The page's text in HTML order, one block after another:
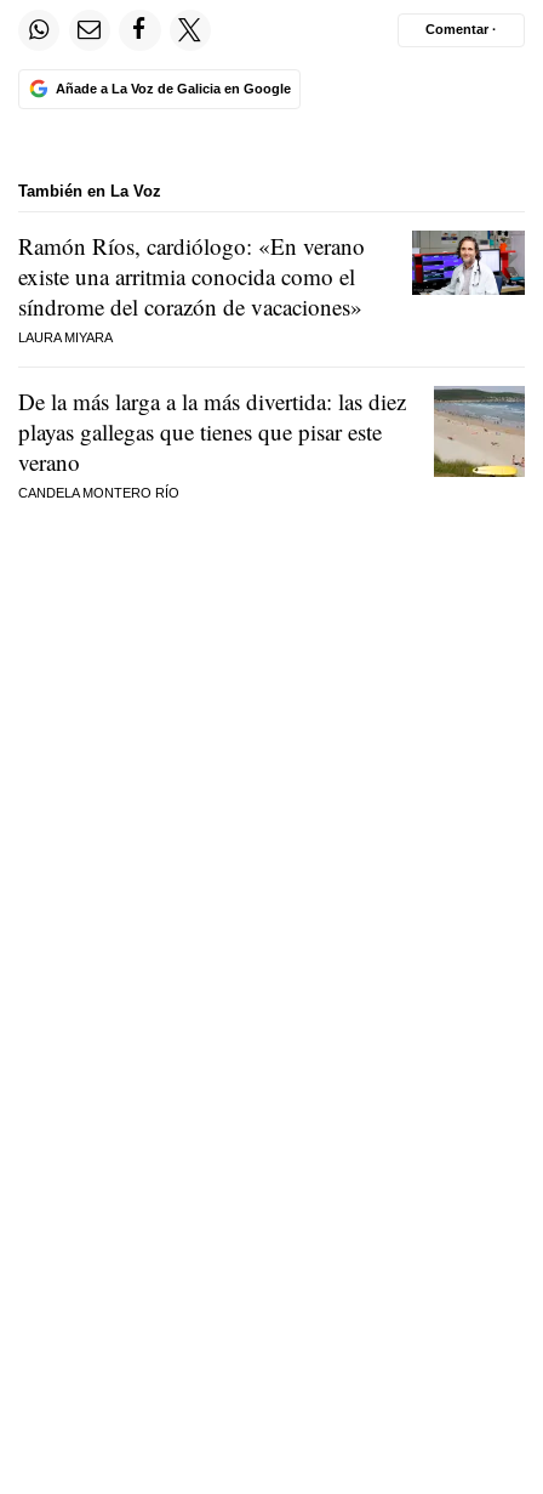
Añade a La Voz de Galicia en Google
Comentar ·
También en La Voz
Ramón Ríos, cardiólogo: «En verano
existe una arritmia conocida como el
síndrome del corazón de vacaciones»
LAURA MIYARA
De la más larga a la más divertida: las diez
playas gallegas que tienes que pisar este
verano
CANDELA MONTERO RÍO